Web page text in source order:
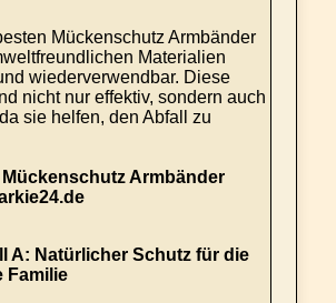
Mückenschutz Armbänder
Materialien
wiederverwendbar. Diese
nicht nur effektiv, sondern auch
sie helfen, den Abfall zu
Mückenschutz Armbänder
A: Natürlicher Schutz für die
Familie